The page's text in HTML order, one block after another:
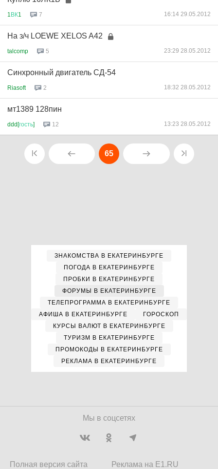
1 ВК1 7 16:14 29.05.2012
На з/ч LOEWE XELOS A42
talcomp 5 23:29 28.05.2012
Синхронный двигатель СД-54
Riasoft 2 18:32 28.05.2012
мт1389 128пин
ddd[гость] 12 13:23 28.05.2012
65
ЗНАКОМСТВА В ЕКАТЕРИНБУРГЕ
ПОГОДА В ЕКАТЕРИНБУРГЕ
ПРОБКИ В ЕКАТЕРИНБУРГЕ
ФОРУМЫ В ЕКАТЕРИНБУРГЕ
ТЕЛЕПРОГРАММА В ЕКАТЕРИНБУРГЕ
АФИША В ЕКАТЕРИНБУРГЕ
ГОРОСКОП
КУРСЫ ВАЛЮТ В ЕКАТЕРИНБУРГЕ
ТУРИЗМ В ЕКАТЕРИНБУРГЕ
ПРОМОКОДЫ В ЕКАТЕРИНБУРГЕ
РЕКЛАМА В ЕКАТЕРИНБУРГЕ
Мы в соцсетях
Полная версия сайта
Реклама на E1.RU